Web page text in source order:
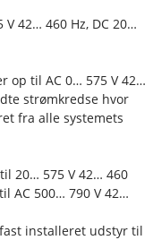
42… 460 Hz, DC 20…
op til AC 0… 575 V 42…
strømkredse hvor
fra alle systemets
20… 575 V 42… 460
AC 500… 790 V 42…
installeret udstyr til